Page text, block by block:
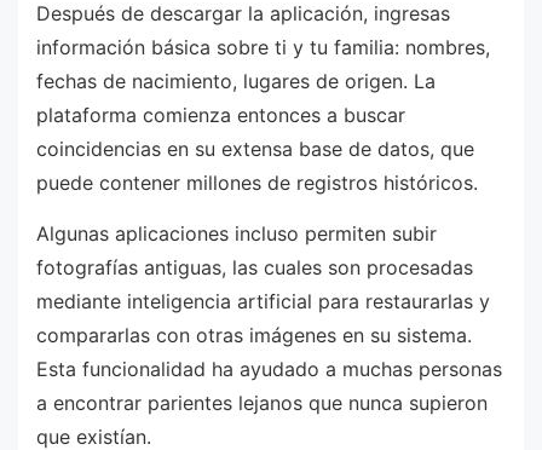
Después de descargar la aplicación, ingresas
información básica sobre ti y tu familia: nombres,
fechas de nacimiento, lugares de origen. La
plataforma comienza entonces a buscar
coincidencias en su extensa base de datos, que
puede contener millones de registros históricos.
Algunas aplicaciones incluso permiten subir
fotografías antiguas, las cuales son procesadas
mediante inteligencia artificial para restaurarlas y
compararlas con otras imágenes en su sistema.
Esta funcionalidad ha ayudado a muchas personas
a encontrar parientes lejanos que nunca supieron
que existían.